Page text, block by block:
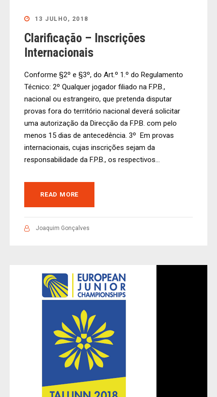
13 JULHO, 2018
Clarificação – Inscrições
Internacionais
Conforme §2º e §3º, do Art.º 1.º do Regulamento
Técnico: 2º Qualquer jogador filiado na F.P.B.,
nacional ou estrangeiro, que pretenda disputar
provas fora do território nacional deverá solicitar
uma autorização da Direcção da F.P.B. com pelo
menos 15 dias de antecedência. 3º Em provas
internacionais, cujas inscrições sejam da
responsabilidade da F.P.B., os respectivos...
READ MORE
Joaquim Gonçalves